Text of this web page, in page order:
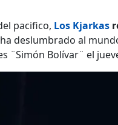
pacifico, Los Kjarkas
deslumbrado al
¨Simón Bolívar¨ el